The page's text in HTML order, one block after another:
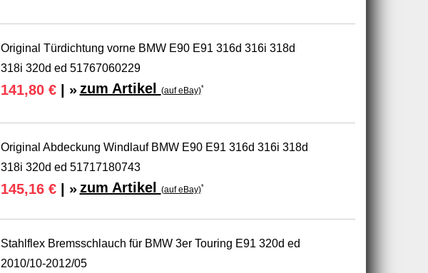
Original Türdichtung vorne BMW E90 E91 316d 316i 318d
318i 320d ed 51767060229
141,80 €| » zum Artikel (auf eBay)*
Original Abdeckung Windlauf BMW E90 E91 316d 316i 318d
318i 320d ed 51717180743
145,16 €| » zum Artikel (auf eBay)*
Stahlflex Bremsschlauch für BMW 3er Touring E91 320d ed
2010/10-2012/05